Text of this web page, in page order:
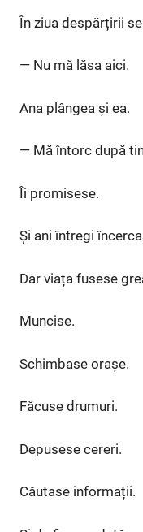
În ziua despărțirii
— Nu mă lăsa aici.
Ana plângea și ea.
— Mă întorc după
Îi promisese.
Și ani întregi
Dar viața fusese
Muncise.
Schimbase orașe.
Făcuse drumuri.
Depusese cereri.
Căutase informații.